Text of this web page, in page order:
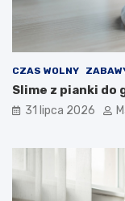
CZAS WOLNY
Slime z pianki do
31 lipca 2026